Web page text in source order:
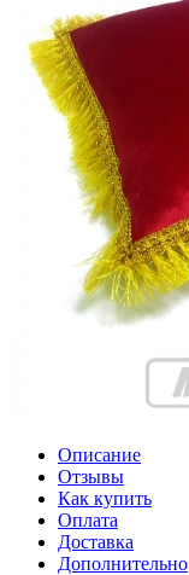
Описание
Отзывы
Как купить
Оплата
Доставка
Дополнительно